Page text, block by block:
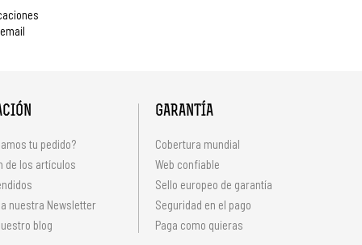
tu pedido?
de los artículos
nuestra Newsletter
blog
GARANTÍA
Cobertura mundial
Web confiable
Sello europeo de garantía
Seguridad en el pago
Paga como quieras